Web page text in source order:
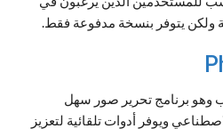
يتوفر بنسخة مدفوعة فقط.
وهو برنامج تحرير صور سهل
ويوفر أدوات تلقائية لتعزيز